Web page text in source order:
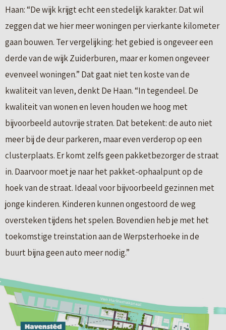
Haan: “De wijk krijgt echt een stedelijk karakter. Dat wil
zeggen dat we hier meer woningen per vierkante kilometer
gaan bouwen. Ter vergelijking: het gebied is ongeveer een
derde van de wijk Zuiderburen, maar er komen ongeveer
evenveel woningen.” Dat gaat niet ten koste van de
kwaliteit van leven, denkt De Haan. “In tegendeel. De
kwaliteit van wonen en leven houden we hoog met
bijvoorbeeld autovrije straten. Dat betekent: de auto niet
meer bij de deur parkeren, maar even verderop op een
clusterplaats. Er komt zelfs geen pakketbezorger de straat
in. Daarvoor moet je naar het pakket-ophaalpunt op de
hoek van de straat. Ideaal voor bijvoorbeeld gezinnen met
jonge kinderen. Kinderen kunnen ongestoord de weg
oversteken tijdens het spelen. Bovendien heb je met het
toekomstige treinstation aan de Werpsterhoeke in de
buurt bijna geen auto meer nodig.”